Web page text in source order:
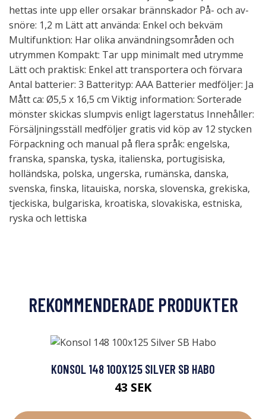
hettas inte upp eller orsakar brännskador På- och av-
snöre: 1,2 m Lätt att använda: Enkel och bekväm
Multifunktion: Har olika användningsområden och
utrymmen Kompakt: Tar upp minimalt med utrymme
Lätt och praktisk: Enkel att transportera och förvara
Antal batterier: 3 Batterityp: AAA Batterier medföljer: Ja
Mått ca: Ø5,5 x 16,5 cm Viktig information: Sorterade
mönster skickas slumpvis enligt lagerstatus Innehåller:
Försäljningsställ medföljer gratis vid köp av 12 stycken
Förpackning och manual på flera språk: engelska,
franska, spanska, tyska, italienska, portugisiska,
holländska, polska, ungerska, rumänska, danska,
svenska, finska, litauiska, norska, slovenska, grekiska,
tjeckiska, bulgariska, kroatiska, slovakiska, estniska,
ryska och lettiska
REKOMMENDERADE PRODUKTER
KONSOL 148 100X125 SILVER SB HABO
43 SEK